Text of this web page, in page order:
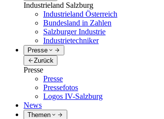
Industrieland Salzburg
Industrieland Österreich
Bundesland in Zahlen
Salzburger Industrie
Industrietechniker
Presse
Zurück
Presse
Presse
Pressefotos
Logos IV-Salzburg
News
Themen